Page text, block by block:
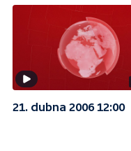
21. dubna 2006 12:00